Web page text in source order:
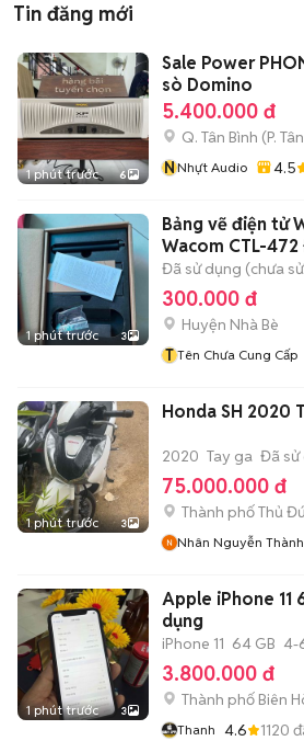
Tin đăng mới
1 phút trước 6
Sale Power
sò Domino
5.400.000 đ
Q. Tân Bình (P.
NNhựt Audio 4.5
1 phút trước 3
Bảng vẽ điện tử
Wacom CTL-
Đã sử dụng (chưa
300.000 đ
Huyện Nhà Bè
T Tên Chưa Cung Cấp
1 phút trước 3
Honda SH 2020
2020 Tay ga Đã sử
75.000.000 đ
Thành phố Thủ
Nhân Nguyễn Thành
1 phút trước 3
Apple iPhone 11
dụng
iPhone 11 64 GB 4-
3.800.000 đ
Thành phố Biên
Thanh 4.6 1120